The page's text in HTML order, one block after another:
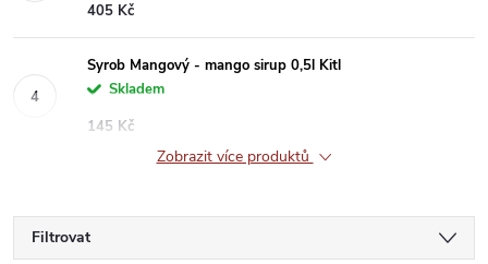
405 Kč
Syrob Mangový - mango sirup 0,5l Kitl
Skladem
145 Kč
Zobrazit více produktů
Filtrovat